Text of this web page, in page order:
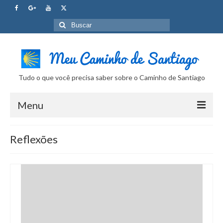
Buscar
por:
Tudo o que você precisa saber sobre o Caminho de Santiago
Menu
Reflexões